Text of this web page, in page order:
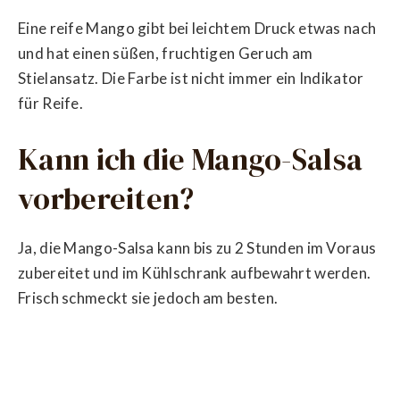
Eine reife Mango gibt bei leichtem Druck etwas nach
und hat einen süßen, fruchtigen Geruch am
Stielansatz. Die Farbe ist nicht immer ein Indikator
für Reife.
Kann ich die Mango-Salsa
vorbereiten?
Ja, die Mango-Salsa kann bis zu 2 Stunden im Voraus
zubereitet und im Kühlschrank aufbewahrt werden.
Frisch schmeckt sie jedoch am besten.